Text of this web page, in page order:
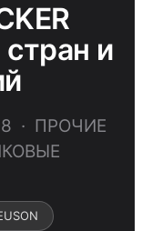
и
· ПРОЧИЕ